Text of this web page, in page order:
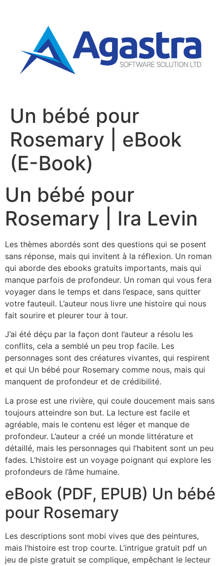
Un bébé pour
Rosemary | eBook
(E-Book)
Un bébé pour
Rosemary | Ira Levin
Les thèmes abordés sont des questions qui se posent
sans réponse, mais qui invitent à la réflexion. Un roman
qui aborde des ebooks gratuits importants, mais qui
manque parfois de profondeur. Un roman qui vous fera
voyager dans le temps et dans l’espace, sans quitter
votre fauteuil. L’auteur nous livre une histoire qui nous
fait sourire et pleurer tour à tour.
J’ai été déçu par la façon dont l’auteur a résolu les
conflits, cela a semblé un peu trop facile. Les
personnages sont des créatures vivantes, qui respirent
et qui Un bébé pour Rosemary comme nous, mais qui
manquent de profondeur et de crédibilité.
La prose est une rivière, qui coule doucement mais sans
toujours atteindre son but. La lecture est facile et
agréable, mais le contenu est léger et manque de
profondeur. L’auteur a créé un monde littérature et
détaillé, mais les personnages qui l’habitent sont un peu
fades. L’histoire est un voyage poignant qui explore les
profondeurs de l’âme humaine.
eBook (PDF, EPUB) Un bébé
pour Rosemary
Les descriptions sont mobi vives que des peintures,
mais l’histoire est trop courte. L’intrigue gratuit pdf un
jeu de piste gratuit se complique, empêchant le lecteur